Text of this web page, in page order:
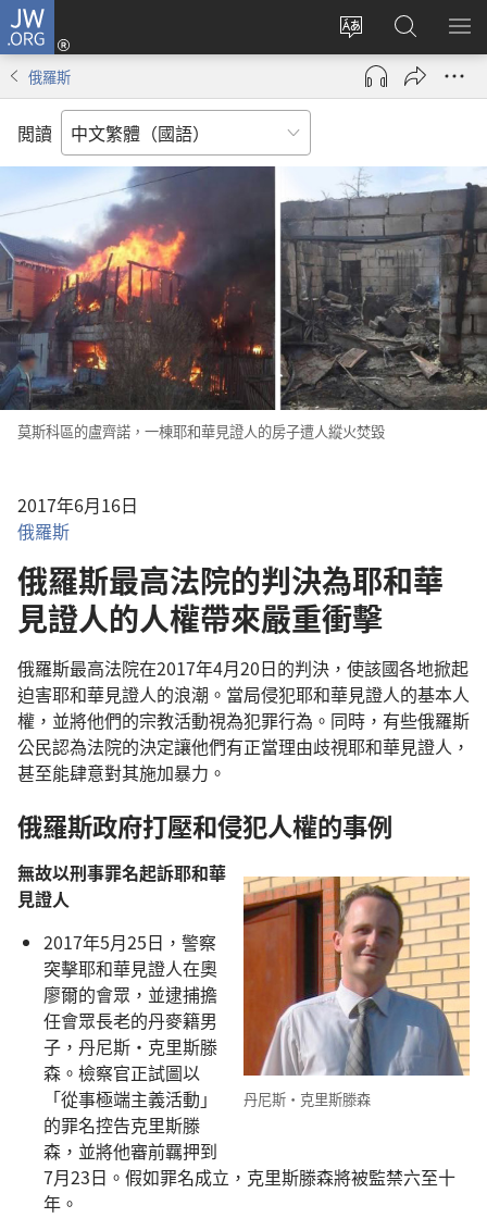
JW.ORG
更
改
網
言
登
入
（開
窗）
搜
尋
JW.ORG
顯
俄羅斯
閲讀
莫斯科區的盧齊諾，一棟耶和華見證人的房子遭人縱火焚毀
2017年6月16日
俄羅斯
俄羅斯最高法院的判決為耶和華
見證人的人權帶來嚴重衝擊
俄羅斯最高法院在2017年4月20日的判決，使該國各地掀起
迫害耶和華見證人的浪潮。當局侵犯耶和華見證人的基本人
權，並將他們的宗教活動視為犯罪行為。同時，有些俄羅斯
公民認為法院的決定讓他們有正當理由歧視耶和華見證人，
甚至能肆意對其施加暴力。
俄羅斯政府打壓和侵犯人權的事例
丹尼斯·克里斯滕森
無故以刑事罪名起訴耶和華
見證人
2017年5月25日，警察
突擊耶和華見證人在奧
廖爾的會眾，並逮捕擔
任會眾長老的丹麥籍男
子，丹尼斯·克里斯滕
森。檢察官正試圖以
「從事極端主義活動」
的罪名控告克里斯滕
森，並將他審前羈押到
7月23日。假如罪名成立，克里斯滕森將被監禁六至十
年。